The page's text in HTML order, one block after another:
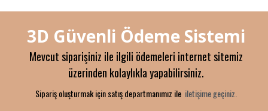
3D Güvenli Ödeme Sistemi
Mevcut siparişiniz ile ilgili ödemeleri internet sitemiz
üzerinden kolaylıkla yapabilirsiniz.
Sipariş oluşturmak için satış departmanımız ile iletişime geçiniz.